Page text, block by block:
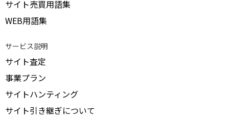
サイト売買用語集
WEB用語集
サービス説明
サイト査定
事業プラン
サイトハンティング
サイト引き継ぎについて